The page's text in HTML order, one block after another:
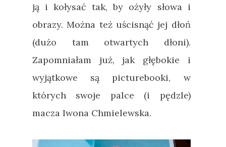
ją i kołysać tak, by ożyły słowa i
obrazy. Można też uścisnąć jej dłoń
(dużo tam otwartych dłoni).
Zapomniałam już, jak głębokie i
wyjątkowe są picturebooki, w
których swoje palce (i pędzle)
macza Iwona Chmielewska.